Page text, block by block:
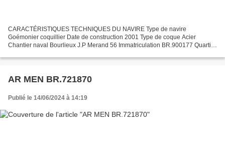
CARACTÉRISTIQUES TECHNIQUES DU NAVIRE Type de navire
Goémonier coquillier Date de construction 2001 Type de coque Acier
Chantier naval Bourlieux J.P Merand 56 Immatriculation BR.900177 Quartier
AR MEN BR.721870
Publié le 14/06/2024 à 14:19